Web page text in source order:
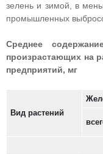
зелень и зимой, в
промышленных
Среднее
произрастающих на
предприятий, мг
Вид растений